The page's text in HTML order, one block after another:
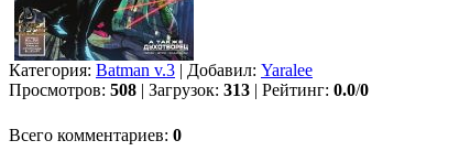
Категория: Batman v.3 | Добавил: Yaralee
Просмотров: 508 | Загрузок: 313 | Рейтинг: 0.0/0
Всего комментариев: 0